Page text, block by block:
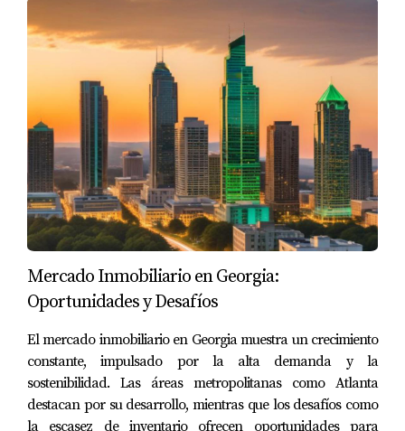
Análisis del mercado
Realiza un análisis exhaustivo del mercado inmobiliario
en tu área. Observa propiedades similares que se hayan
vendido recientemente y toma nota de sus precios.
“El conocimiento del mercado es clave para
establecer un precio justo.” - Eira Rivas
Además del análisis del mercado, considera otros
factores como la ubicación, el estado general de la
propiedad y las tendencias actuales del mercado.
CREAR UN AMBIENTE
Mercado Inmobiliario en Georgia:
Oportunidades y Desafíos
El mercado inmobiliario en Georgia muestra un crecimiento
constante, impulsado por la alta demanda y la
sostenibilidad. Las áreas metropolitanas como Atlanta
destacan por su desarrollo, mientras que los desafíos como
la escasez de inventario ofrecen oportunidades para